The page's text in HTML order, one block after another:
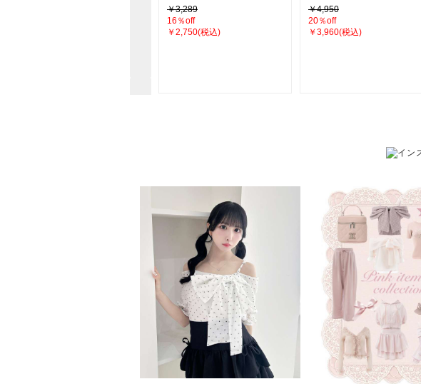
￥3,289
16％off
￥2,750(税込)
￥4,950
20％off
￥3,960(税込)